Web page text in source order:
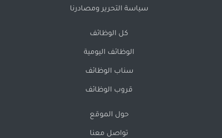
سياسة التحرير ومصادرنا
كل الوظائف
الوظائف اليومية
سناب الوظائف
قروب الوظائف
حول الموقع
تواصل معنا